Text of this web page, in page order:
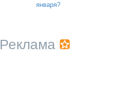
января?
Реклама